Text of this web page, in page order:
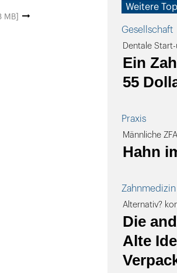
MB]
Weitere
Gesellschaft
Dentale
Ein
55
Praxis
Männliche ZFA
Hahn
Zahnmedizin
Alternativ?
Die
Alte